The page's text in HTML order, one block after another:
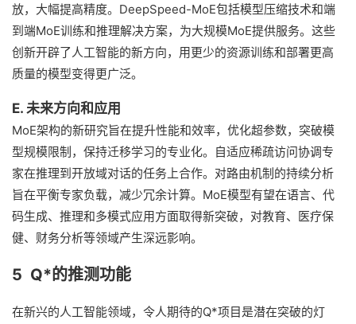
放，大幅提高精度。DeepSpeed-MoE包括模型压缩技术和端
到端MoE训练和推理解决方案，为大规模MoE提供服务。这些
创新开辟了人工智能的新方向，用更少的资源训练和部署更高
质量的模型变得更广泛。
E. 未来方向和应用
MoE架构的新研究旨在提升性能和效率，优化超参数，突破模
型规模限制，保持迁移学习的专业化。自适应稀疏访问协调专
家在推理到开放域对话的任务上合作。对路由机制的持续分析
旨在平衡专家负载，减少冗余计算。MoE模型有望在语言、代
码生成、推理和多模式应用方面取得新突破，对教育、医疗保
健、财务分析等领域产生深远影响。
5 Q*的推测功能
在新兴的人工智能领域，令人期待的Q*项目是潜在突破的灯